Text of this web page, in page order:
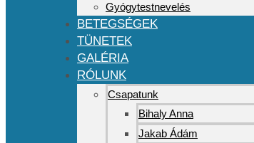
Gyógytestnevelés
BETEGSÉGEK
TÜNETEK
GALÉRIA
RÓLUNK
Csapatunk
Bihaly Anna
Jakab Ádám